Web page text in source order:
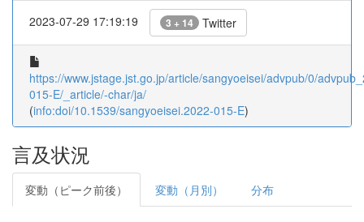
2023-07-29 17:19:19 3 + 14 Twitter
https://www.jstage.jst.go.jp/article/sangyoeisei/advpub/0/
015-E/_article/-char/ja/
(info:doi/10.1539/sangyoeisei.2022-015-E)
言及状況
変動（ピーク前後） 変動（月別） 分布